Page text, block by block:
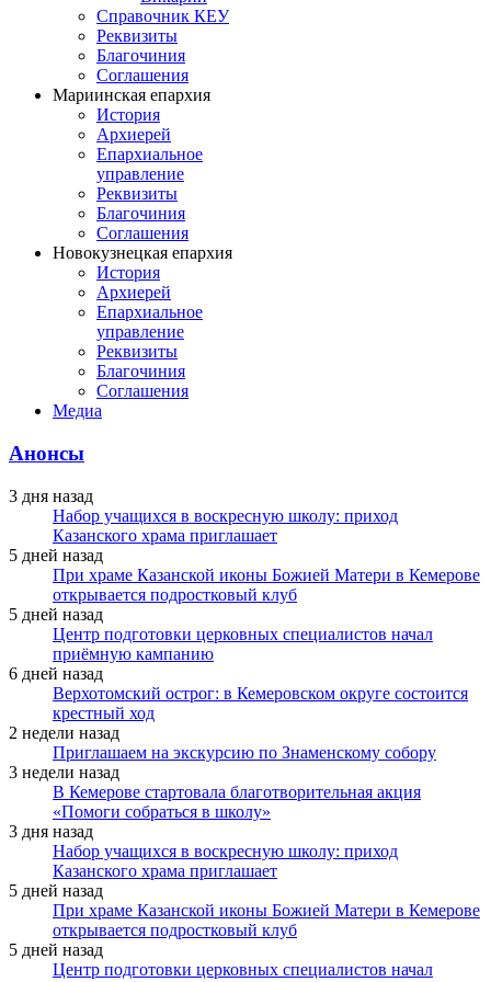
Справочник КЕУ
Реквизиты
Благочиния
Соглашения
Мариинская епархия
История
Архиерей
Епархиальное
управление
Реквизиты
Благочиния
Соглашения
Новокузнецкая епархия
История
Архиерей
Епархиальное
управление
Реквизиты
Благочиния
Соглашения
Медиа
Анонсы
3 дня назад
Набор учащихся в воскресную школу: приход
Казанского храма приглашает
5 дней назад
При храме Казанской иконы Божией Матери в Кемерове
открывается подростковый клуб
5 дней назад
Центр подготовки церковных специалистов начал
приёмную кампанию
6 дней назад
Верхотомский острог: в Кемеровском округе состоится
крестный ход
2 недели назад
Приглашаем на экскурсию по Знаменскому собору
3 недели назад
В Кемерове стартовала благотворительная акция
«Помоги собраться в школу»
3 дня назад
Набор учащихся в воскресную школу: приход
Казанского храма приглашает
5 дней назад
При храме Казанской иконы Божией Матери в Кемерове
открывается подростковый клуб
5 дней назад
Центр подготовки церковных специалистов начал